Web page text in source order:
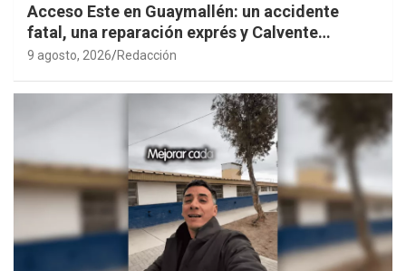
Acceso Este en Guaymallén: un accidente
fatal, una reparación exprés y Calvente
haciendo propaganda personal
9 agosto, 2026 Redacción